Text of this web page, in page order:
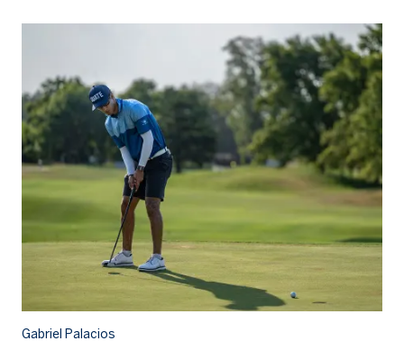
Gabriel Palacios